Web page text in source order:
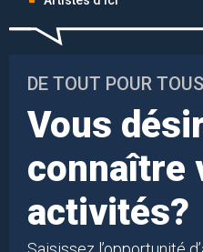
DE TOUT POUR
Vous
connaître
activités?